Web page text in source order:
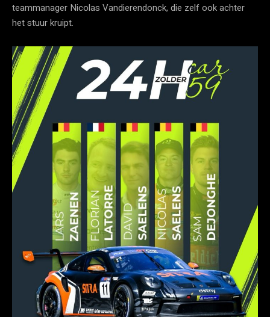
teammanager Nicolas Vandierendonck, die zelf ook achter
het stuur kruipt.